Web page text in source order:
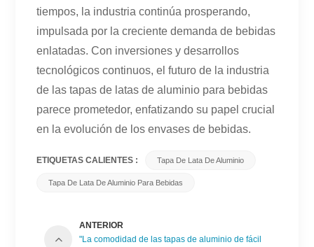
tiempos, la industria continúa prosperando,
impulsada por la creciente demanda de bebidas
enlatadas. Con inversiones y desarrollos
tecnológicos continuos, el futuro de la industria
de las tapas de latas de aluminio para bebidas
parece prometedor, enfatizando su papel crucial
en la evolución de los envases de bebidas.
ETIQUETAS CALIENTES : Tapa De Lata De Aluminio
Tapa De Lata De Aluminio Para Bebidas
ANTERIOR
"La comodidad de las tapas de aluminio de fácil